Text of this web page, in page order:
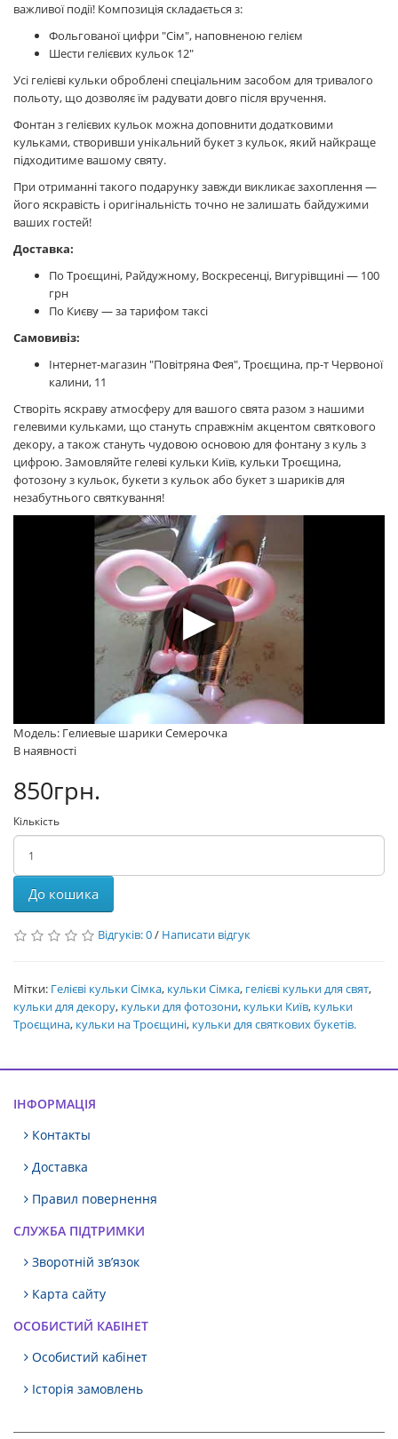
важливої події! Композиція складається з:
Фольгованої цифри "Сім", наповненою гелієм
Шести гелієвих кульок 12"
Усі гелієві кульки оброблені спеціальним засобом для тривалого
польоту, що дозволяє їм радувати довго після вручення.
Фонтан з гелієвих кульок можна доповнити додатковими
кульками, створивши унікальний букет з кульок, який найкраще
підходитиме вашому святу.
При отриманні такого подарунку завжди викликає захоплення —
його яскравість і оригінальність точно не залишать байдужими
ваших гостей!
Доставка:
По Троєщині, Райдужному, Воскресенці, Вигурівщині — 100
грн
По Києву — за тарифом таксі
Самовивіз:
Інтернет-магазин "Повітряна Фея", Троєщина, пр-т Червоної
калини, 11
Створіть яскраву атмосферу для вашого свята разом з нашими
гелевими кульками, що стануть справжнім акцентом святкового
декору, а також стануть чудовою основою для фонтану з куль з
цифрою. Замовляйте гелеві кульки Київ, кульки Троєщина,
фотозону з кульок, букети з кульок або букет з шариків для
незабутнього святкування!
Модель: Гелиевые шарики Семерочка
В наявності
850грн.
Кількість
До кошика
Відгуків: 0/ Написати відгук
Мітки: Гелієві кульки Сімка, кульки Сімка, гелієві кульки для свят,
кульки для декору, кульки для фотозони, кульки Київ, кульки
Троєщина, кульки на Троєщині, кульки для святкових букетів.
ІНФОРМАЦІЯ
Контакты
Доставка
Правил повернення
СЛУЖБА ПІДТРИМКИ
Зворотній зв’язок
Карта сайту
ОСОБИСТИЙ КАБІНЕТ
Особистий кабінет
Історія замовлень